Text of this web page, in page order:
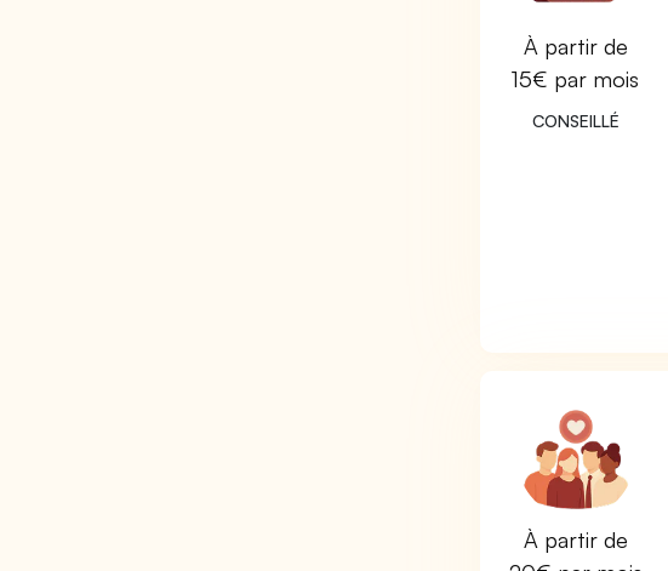
À partir de
15€ par mois
CONSEILLÉ
À partir de